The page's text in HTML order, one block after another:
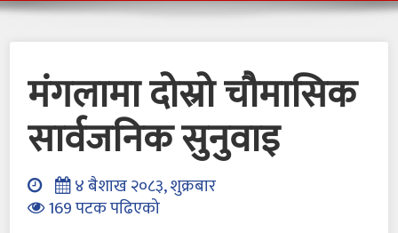
मंगलामा दोस्रो चौमासिक
सार्वजनिक सुनुवाइ
४ बैशाख २०८३, शुक्रबार
169 पटक पढिएको